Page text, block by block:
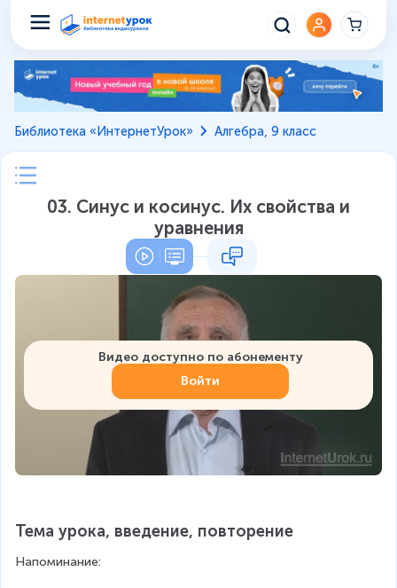
Библиотека «ИнтернетУрок» Алгебра, 9 класс
03. Синус и косинус. Их свойства и
уравнения
Видео доступно по абонементу
Войти
Тема урока, введение, повторение
Напоминание: